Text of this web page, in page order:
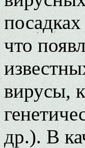
что
вирусы,
др.). В